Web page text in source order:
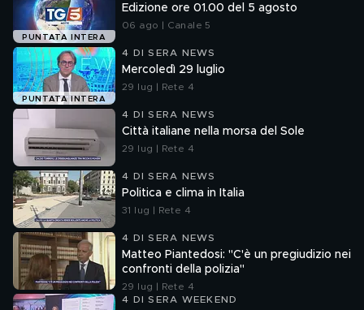
PUNTATA INTERA
Edizione ore 01.00 del 5 agosto
06 ago | Canale 5
PUNTATA INTERA
4 DI SERA NEWS
Mercoledì 29 luglio
29 lug | Rete 4
4 DI SERA NEWS
Città italiane nella morsa del Sole
29 lug | Rete 4
4 DI SERA NEWS
Politica e clima in Italia
31 lug | Rete 4
4 DI SERA NEWS
Matteo Piantedosi: "C'è un pregiudizio nei
confronti della polizia"
29 lug | Rete 4
4 DI SERA WEEKEND